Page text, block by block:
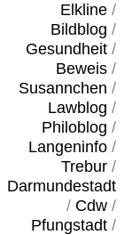
Elkline/
Bildblog /
Gesundheit/
Beweis/
Susannchen /
Lawblog /
Philoblog /
Langeninfo/
Trebur/
Darmundestadt
/ Cdw/
Pfungstadt/